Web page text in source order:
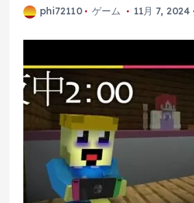
phi72110 ゲーム 11月 7, 2024